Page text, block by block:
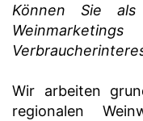
Können Sie als
Wir arbeiten
regionalen